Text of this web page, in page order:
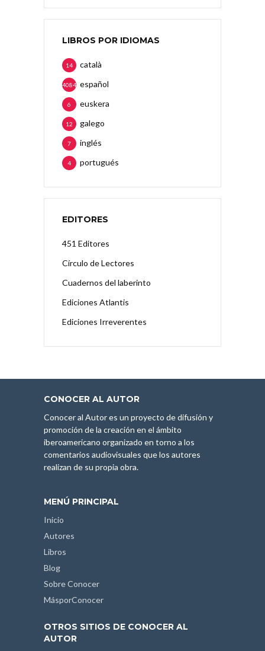
LIBROS POR IDIOMAS
català
14
español
4084
euskera
6
galego
12
inglés
7
portugués
4
EDITORES
451 Editores
Círculo de Lectores
Cuadernos del laberinto
Ediciones Atlantis
Ediciones Irreverentes
CONOCER AL AUTOR
Conocer al Autor es un proyecto de difusión y
promoción de la creación en el ámbito
iberoamericano organizado en torno a los
comentarios audiovisuales que los autores
realizan de su propia obra.
MENÚ PRINCIPAL
Inicio
Autores
Libros
Blog
Sobre Conocer
MásporConocer
OTROS SITIOS DE CONOCER AL
AUTOR